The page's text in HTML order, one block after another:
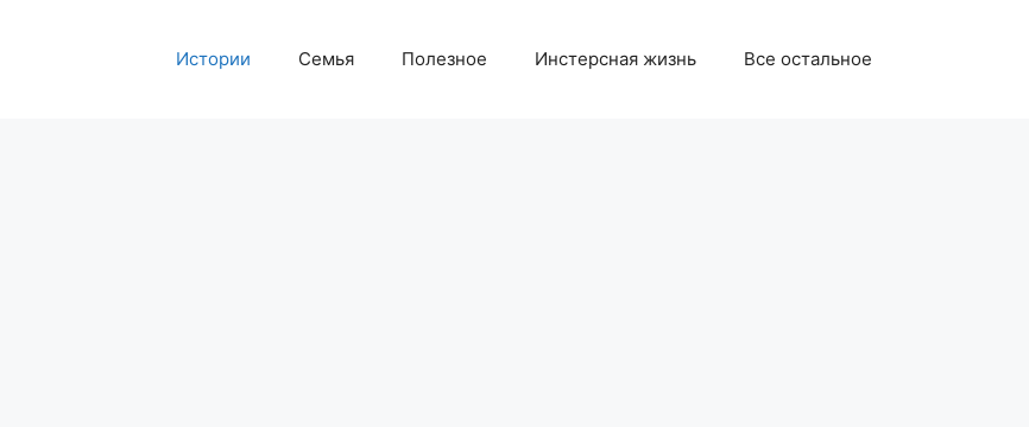
Истории Семья Полезное Инстерсная жизнь Все остальное